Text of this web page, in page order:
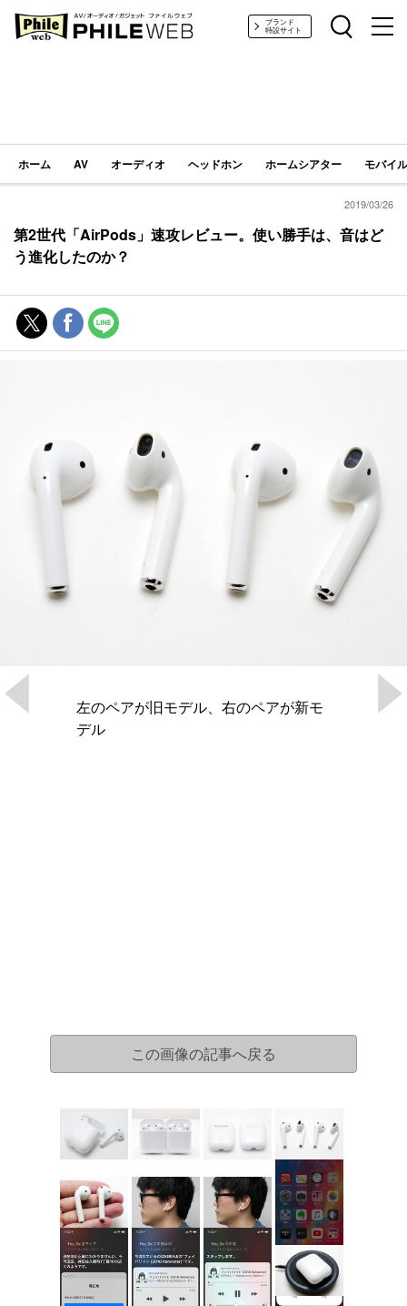
PHILE WEB｜AV/オーディオ/ガジェットブランド
特設サイト
ホーム AV オーディオ ヘッドホン ホームシアター モバイ
2019/03/26
第2世代「AirPods」速攻レビュー。使い勝手は、音はど
う進化したのか？
左のペアが旧モデル、右のペアが新モ
デル
この画像の記事へ戻る